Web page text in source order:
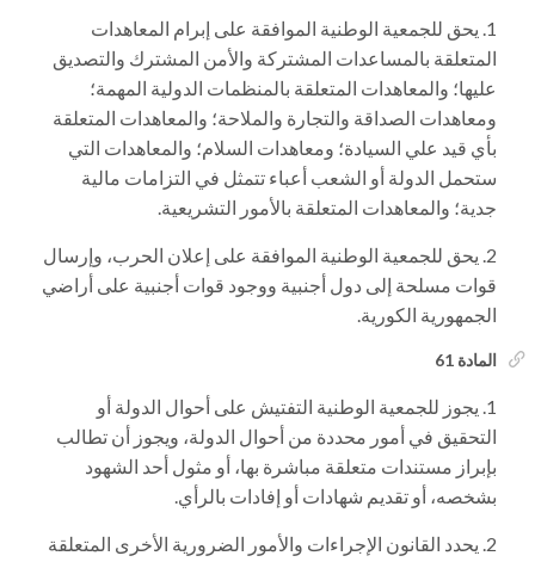
يحق للجمعية الوطنية الموافقة على إبرام المعاهدات
المتعلقة بالمساعدات المشتركة والأمن المشترك والتصديق
عليها؛ والمعاهدات المتعلقة بالمنظمات الدولية المهمة؛
ومعاهدات الصداقة والتجارة والملاحة؛ والمعاهدات المتعلقة
بأي قيد علي السيادة؛ ومعاهدات السلام؛ والمعاهدات التي
ستحمل الدولة أو الشعب أعباء تتمثل في التزامات مالية
جدية؛ والمعاهدات المتعلقة بالأمور التشريعية.
يحق للجمعية الوطنية الموافقة على إعلان الحرب، وإرسال
قوات مسلحة إلى دول أجنبية ووجود قوات أجنبية على أراضي
الجمهورية الكورية.
المادة 61
يجوز للجمعية الوطنية التفتيش على أحوال الدولة أو
التحقيق في أمور محددة من أحوال الدولة، ويجوز أن تطالب
بإبراز مستندات متعلقة مباشرة بها، أو مثول أحد الشهود
بشخصه، أو تقديم شهادات أو إفادات بالرأي.
يحدد القانون الإجراءات والأمور الضرورية الأخرى المتعلقة